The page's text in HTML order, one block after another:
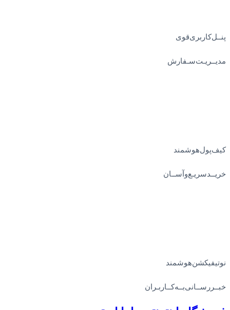
پنــل‌کاربری‌قوی
مدیــریـت‌سـفارش
کیف‌پول‌هوشمند
خریــد‌سریـع‌و‌آســان
نوتیفیکشن‌هوشمند
خبــررســانی‌بــه‌کــاربـران